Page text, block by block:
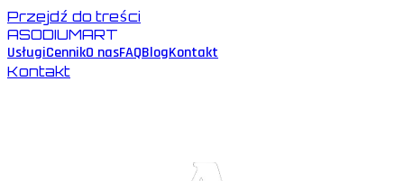
Przejdź do treści
ASODIUMART
UsługiCennikO nasFAQBlogKontakt
Kontakt